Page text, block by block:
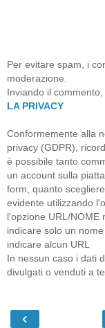
Per evitare spam, i
moderazione.
Inviando il
LA PRIVACY
Conformemente alla
privacy (GDPR),
è possibile tanto
un account sulla
form, quanto
evidente utilizzando
l'opzione URL/NOME
indicare solo un
indicare alcun URL
In nessun caso i dati
divulgati o venduti a
‹